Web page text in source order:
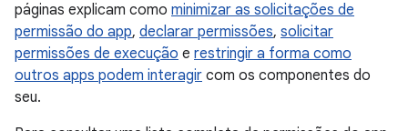
páginas explicam como minimizar as solicitações de
permissão do app, declarar permissões, solicitar
permissões de execução e restringir a forma como
outros apps podem interagir com os componentes do
seu.